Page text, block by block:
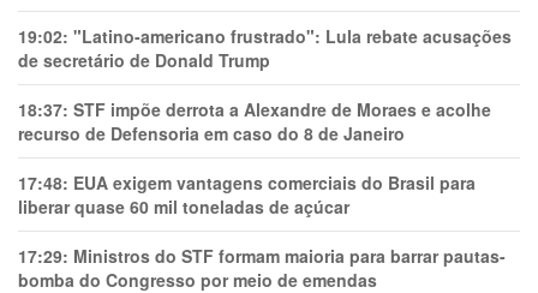
19:02: "Latino-americano frustrado": Lula rebate acusações
de secretário de Donald Trump
18:37: STF impõe derrota a Alexandre de Moraes e acolhe
recurso de Defensoria em caso do 8 de Janeiro
17:48: EUA exigem vantagens comerciais do Brasil para
liberar quase 60 mil toneladas de açúcar
17:29: Ministros do STF formam maioria para barrar pautas-
bomba do Congresso por meio de emendas